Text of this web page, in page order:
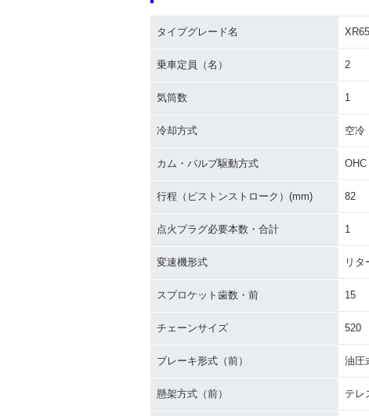
タイプグレード名
乗車定員（名） 2
気筒数 1
冷却方式 空冷
カム・バルブ駆動方式 OHC
行程（ピストンストローク）(mm) 82
点火プラグ必要本数・合計 1
変速機形式 リタ
スプロケット歯数・前 15
チェーンサイズ 520
ブレーキ形式（前） 油圧
懸架方式（前） テレ